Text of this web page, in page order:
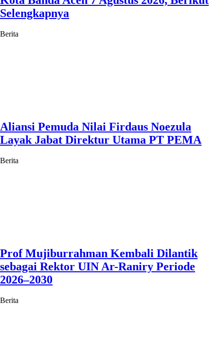
Selengkapnya
Berita
Aliansi Pemuda Nilai Firdaus Noezula
Layak Jabat Direktur Utama PT PEMA
Berita
Prof Mujiburrahman Kembali Dilantik
sebagai Rektor UIN Ar-Raniry Periode
2026–2030
Berita